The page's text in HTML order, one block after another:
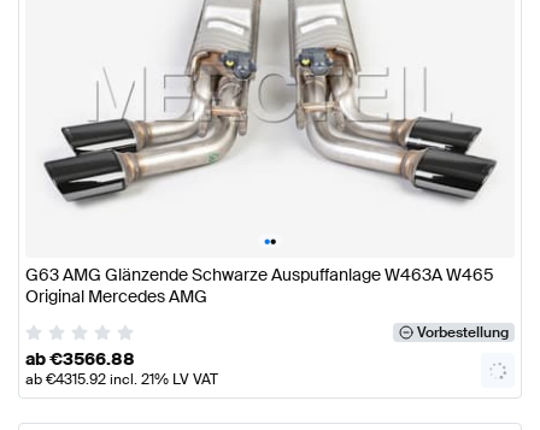
••
G63 AMG Glänzende Schwarze Auspuffanlage W463A W465
Original Mercedes AMG
Vorbestellung
ab€3566.88
ab€4315.92incl. 21% LV VAT